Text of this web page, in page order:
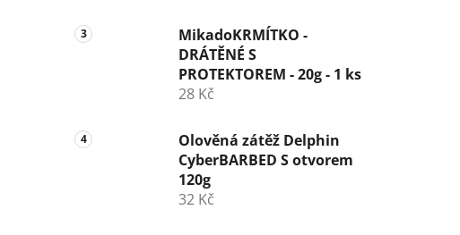
MikadoKRMÍTKO -
DRÁTĚNÉ S
PROTEKTOREM - 20g - 1 ks
28 Kč
Olověná zátěž Delphin
CyberBARBED S otvorem
120g
32 Kč